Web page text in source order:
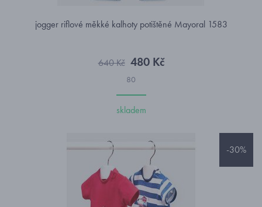
jogger riflové měkké kalhoty potištěné Mayoral 1583
640 Kč 480 Kč
80
skladem
-30%